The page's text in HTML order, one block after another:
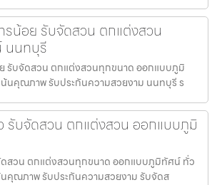
รน้อย รับจัดสวน ตกแต่งสวน
นนทบุรี
รับจัดสวน ตกแต่งสวนทุกขนาด ออกแบบภูมิ
น้นคุณภาพ รับประกันความสวยงาม นนทบุรี ร
รับจัดสวน ตกแต่งสวน ออกแบบภูมิ
สวน ตกแต่งสวนทุกขนาด ออกแบบภูมิทัศน์ ทั่ว
นคุณภาพ รับประกันความสวยงาม รับจัดส